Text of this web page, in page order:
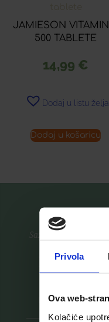
Privola
Ova web-
Kolačiće
JAMIESON
500 TABLETE
14,99 €
Dodaj u listu želja
Dodaj u košaricu
Saznajte prvi za
Prijavite